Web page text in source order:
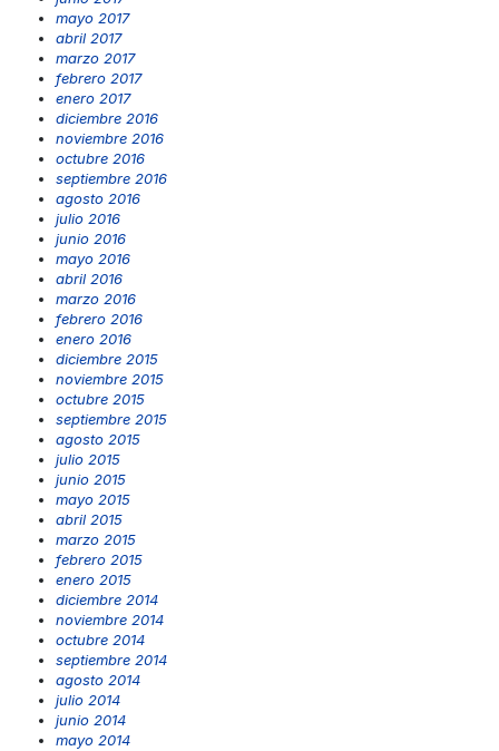
mayo 2017
abril 2017
marzo 2017
febrero 2017
enero 2017
diciembre 2016
noviembre 2016
octubre 2016
septiembre 2016
agosto 2016
julio 2016
junio 2016
mayo 2016
abril 2016
marzo 2016
febrero 2016
enero 2016
diciembre 2015
noviembre 2015
octubre 2015
septiembre 2015
agosto 2015
julio 2015
junio 2015
mayo 2015
abril 2015
marzo 2015
febrero 2015
enero 2015
diciembre 2014
noviembre 2014
octubre 2014
septiembre 2014
agosto 2014
julio 2014
junio 2014
mayo 2014